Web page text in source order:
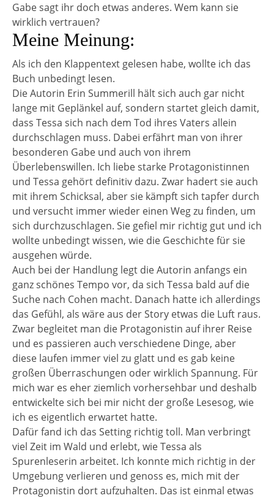
Gabe sagt ihr doch etwas anderes. Wem kann sie
wirklich vertrauen?
Meine Meinung:
Als ich den Klappentext gelesen habe, wollte ich das
Buch unbedingt lesen.
Die Autorin Erin Summerill hält sich auch gar nicht
lange mit Geplänkel auf, sondern startet gleich damit,
dass Tessa sich nach dem Tod ihres Vaters allein
durchschlagen muss. Dabei erfährt man von ihrer
besonderen Gabe und auch von ihrem
Überlebenswillen. Ich liebe starke Protagonistinnen
und Tessa gehört definitiv dazu. Zwar hadert sie auch
mit ihrem Schicksal, aber sie kämpft sich tapfer durch
und versucht immer wieder einen Weg zu finden, um
sich durchzuschlagen. Sie gefiel mir richtig gut und ich
wollte unbedingt wissen, wie die Geschichte für sie
ausgehen würde.
Auch bei der Handlung legt die Autorin anfangs ein
ganz schönes Tempo vor, da sich Tessa bald auf die
Suche nach Cohen macht. Danach hatte ich allerdings
das Gefühl, als wäre aus der Story etwas die Luft raus.
Zwar begleitet man die Protagonistin auf ihrer Reise
und es passieren auch verschiedene Dinge, aber
diese laufen immer viel zu glatt und es gab keine
großen Überraschungen oder wirklich Spannung. Für
mich war es eher ziemlich vorhersehbar und deshalb
entwickelte sich bei mir nicht der große Lesesog, wie
ich es eigentlich erwartet hatte.
Dafür fand ich das Setting richtig toll. Man verbringt
viel Zeit im Wald und erlebt, wie Tessa als
Spurenleserin arbeitet. Ich konnte mich richtig in der
Umgebung verlieren und genoss es, mich mit der
Protagonistin dort aufzuhalten. Das ist einmal etwas